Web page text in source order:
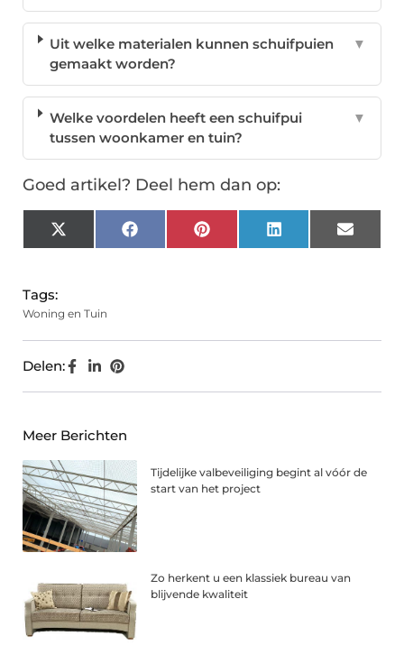
Uit welke materialen kunnen schuifpuien
gemaakt worden?
▼
Welke voordelen heeft een schuifpui
tussen woonkamer en tuin?
▼
Goed artikel? Deel hem dan op:
X
(Twitter)
FacebookPinterest LinkedIn Email
Tags:
Woning en Tuin
Delen:
Meer Berichten
Tijdelijke valbeveiliging begint al vóór de
start van het project
Zo herkent u een klassiek bureau van
blijvende kwaliteit